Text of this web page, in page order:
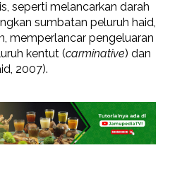
seperti melancarkan darah
sumbatan peluruh haid,
memperlancar pengeluaran
kentut (carminative) dan
2007).